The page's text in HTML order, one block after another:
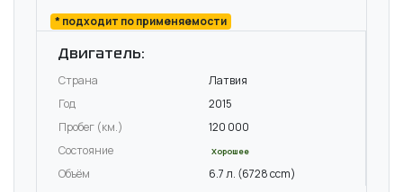
* подходит по применяемости
Двигатель:
Страна
Латвия
Год
2015
Пробег (км.)
120 000
Состояние
Хорошее
Объём 6.7 л. (6728 ccm)